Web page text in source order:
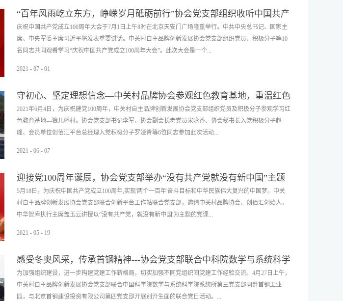
了很多美好的回忆。作为十年徒步穿越的终点，尉犁是他人生中最重要的一站，也是他人生中最难忘的地
方，十年后他选择把自己收藏的珍贵物品捐赠给尉犁县人民政府。 雷殿生说：“我做岀了一个重大决定，
在建党百年之际，把个人收藏的56个民族铜雕像，捐赠给新疆巴州尉犁县人民政府，十年徒步中国，走访
五十六个民族，结束地在新疆，新疆有47个少数民族，民族团结一家亲！习近平总书记说‘各民族像石榴籽
固树立实践与认识相统一的观点，牢固树立矛盾普遍性与特殊性相统一的观点，牢固树立认识论与辩证法
相统一的观点。深入学习，统一思想、提高认识，将实践放在第一位，坚持学以致用、知行合一。学习会
上，党员及积极分子紧密结合实际，通过自己体会，谈心得，从个人感受到工作启发，大家踊跃发言并纷
纷表示，《实践论》和《矛盾论》是毛泽东同志80年前在延安窑洞诞生，是马克思主义哲学中国化的典
助于党员及积极分子根据工作实际情况，化解工作矛盾点，不断提高自我素养，推动协会各项事业高质量
发展。
“百年风雨屹立东方，峥嵘岁月砥砺前行”协会党支部组织收听中国共产
党成立100周年大会
庆祝中国共产党成立100周年大会于7月1日上午8时在北京天安门广场隆重举行。中共中央总书记、国家主
席、中央军委主席习近平将发表重要讲话。中关村自主品牌创新发展协会党支部组织党员、积极分子等10
名同志共同观看学习“庆祝中国共产党成立100周年大会”。此次大会是一个...
的充满青春感的盛典，百年共产党风华正茂，青春正好，开启全新征程！习总书记的重要讲话是一篇马克
思主义的光辉文献，是整个大会最深厚内涵，值得我们深入学习与探讨，弘扬伟大建党精神，以史为鉴，
开创未来！大会观后，同志们心潮澎湃，倍受鼓舞，倍感振奋。纷纷表示要将党的理念贯彻到日常的学习
和工作当中去，锤炼过硬本领，讲好中国故事，发挥好积极带头作用。
2021 - 07 - 01
守初心、坚定理想信念—中关村品牌协会参观红色教育基地，重温红色
记忆
2021年6月4日，为庆祝建党100周年，中关村自主品牌创新发展协会党支部组织党员及积极分子参观学习红
色教育基地---狼儿峪村。协会党支部书记李军、协会副会长老党员宋咏香、协会秘书长入党积极分子赵
峰、会员单位创佰汇平台总经理入党积极分子罗娅青等6位同志参加此次活动...
强的革命战斗堡垒。解放战争时期，这里作为昌宛县委县政府所在地，为平西地区的解放做出了不可磨灭
的贡献。活动成员首先，参观了狼儿峪革命纪念展览馆。主展馆以展板展示为主，反映了狼儿峪村的革命
沿革。通过珍贵的历史图片及抗战时期村民支援抗战的老物件儿展示了狼儿峪人民为支援抗日战争、解放
战争做出的伟大贡献。最后，在高崖口革命烈士纪念碑前，向为这片土地抛头颅洒热血的革命先烈鞠躬致
2021 - 06 - 07
迎接党100周年诞辰，协会党支部举办“没有共产党就没有新中国”主题
党课活动
5月18日，为庆祝中国共产党成立100周年,实现'两个一百年'奋斗目标和中华民族伟大复兴的中国梦。中关
村自主品牌创新发展协会党支部联合创新平台工作站联合党支部，邀请中关村品牌协会、创佰汇创始人，
中华智库执行主席盖玉云讲授以“没有共产党，就没有新中国'为主题的党课...
协会党员、协会会员单位代表、中关村科技园区石景山园区工作站党员代表以及园区企业代表参加。协会
党支部李军书记担任主持盖玉云同志从”对比中国百年历史变迁、中国共产党诞生和毛泽东思想的建立、新
时代的使命及担当“三个方面阐述了没有共产党就没有新中国深刻内涵及意义。他强调，看如今的中国，从
经济、农业、军事等方面都在世界前列，尤其是面对疫情，中国在世界上优异的表现，更是体现大国的担
2021 - 05 - 19
感受冬奥风采，传承首钢精神---协会党支部联合中科院数学与系统科学
院第三党支部走进首钢开展党日活动
为加强组织建设，进一步构建党建工作新格局，切实加强不同党组织间党建工作经验交流。4月27日上午，
中关村自主品牌创新发展协会党支部联合中国科学院数学与系统科学院系统所第三党支部同赴首钢工业
园，与北京首钢建设投资有限公司第四党支部开展别开生面的联合党日活动。...